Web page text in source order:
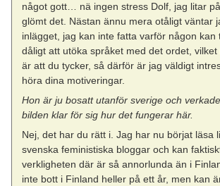
något gott… nä ingen stress Dolf, jag litar
glömt det. Nästan ännu mera otåligt väntar
inlägget, jag kan inte fatta varför någon kan
dåligt att utöka språket med det ordet,
är att du tycker, så därför är jag väldigt
höra dina motiveringar.
Hon är ju bosatt utanför sverige och
bilden klar för sig hur det fungerar här.
Nej, det har du rätt i. Jag har nu börjat läsa
svenska feministiska bloggar och kan
verkligheten där är så annorlunda än i
inte bott i Finland heller på ett år, men kan